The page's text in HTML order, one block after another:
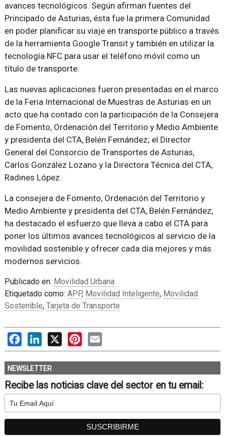
avances tecnológicos. Según afirman fuentes del
Principado de Asturias, ésta fue la primera Comunidad
en poder planificar su viaje en transporte público a través
de la herramienta Google Transit y también en utilizar la
tecnología NFC para usar el teléfono móvil como un
título de transporte.
Las nuevas aplicaciones fueron presentadas en el marco
de la Feria Internacional de Muestras de Asturias en un
acto que ha contado con la participación de la Consejera
de Fomento, Ordenación del Territorio y Medio Ambiente
y presidenta del CTA, Belén Fernández; el Director
General del Consorcio de Transportes de Asturias,
Carlos González Lozano y la Directora Técnica del CTA,
Radines López.
La consejera de Fomento, Ordenación del Territorio y
Medio Ambiente y presidenta del CTA, Belén Fernández,
ha destacado el esfuerzo que lleva a cabo el CTA para
poner los últimos avances tecnológicos al servicio de la
movilidad sostenible y ofrecer cada día mejores y más
modernos servicios.
Publicado en: Movilidad Urbana
Etiquetado como: APP, Movilidad Inteligente, Movilidad
Sostenible, Tarjeta de Transporte
FacebookLinkedIn
X PinterestEmail
NEWSLETTER
Recibe las noticias clave del sector en tu email: